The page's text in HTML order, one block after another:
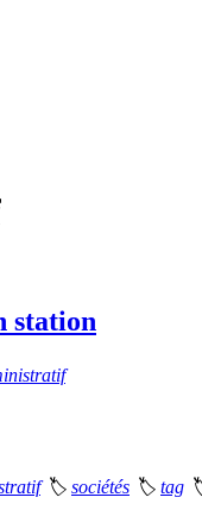
station
🏷 sociétés 🏷 tag